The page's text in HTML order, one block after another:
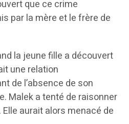
que ce crime
par la mère et le frère de
la jeune fille a découvert
une relation
de l’absence de son
Malek a tenté de raisonner
aurait alors menacé de